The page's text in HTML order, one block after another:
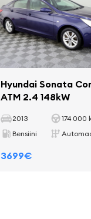
Hyundai Sonata
ATM 2.4 148kW
2013
174 000
Bensiini
3699€